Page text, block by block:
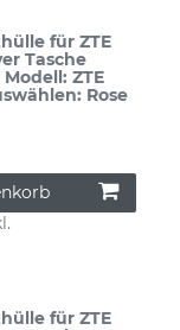
für ZTE
Tasche
Modell: ZTE
Rose
für ZTE